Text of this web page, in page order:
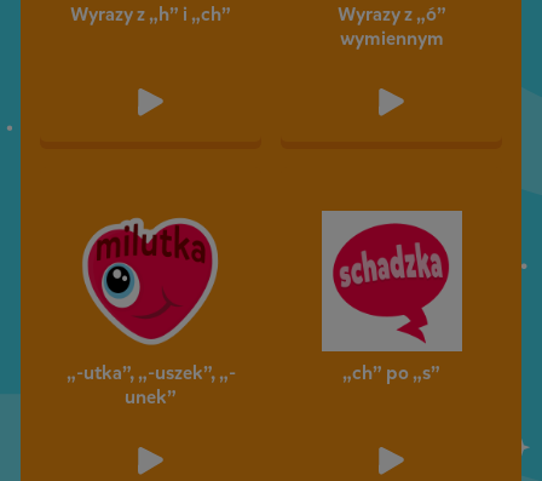
Wyrazy z „h” i „ch”
Wyrazy z „ó”
wymiennym
„-utka”, „-uszek”, „-
unek”
„ch” po „s”